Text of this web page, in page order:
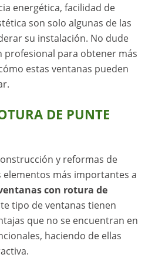
energética, facilidad de
son solo algunas de las
su instalación. No dude
profesional para obtener más
estas ventanas pueden
DE PUNTE
y reformas de
elementos más importantes a
con rotura de
tipo de ventanas tienen
que no se encuentran en
haciendo de ellas